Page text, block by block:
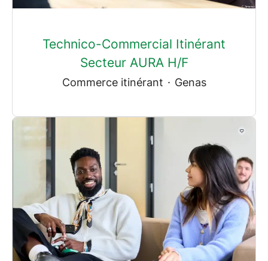
Technico-Commercial Itinérant
Secteur AURA H/F
Commerce itinérant · Genas